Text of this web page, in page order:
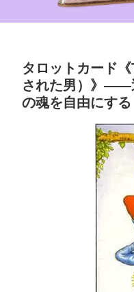
タロットカード
された男）》――
の魂を自由にする